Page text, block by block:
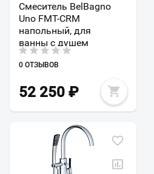
Смеситель BelBagno
Uno FMT-CRM
напольный, для
ванны с душем
0 ОТЗЫВОВ
52 250 ₽